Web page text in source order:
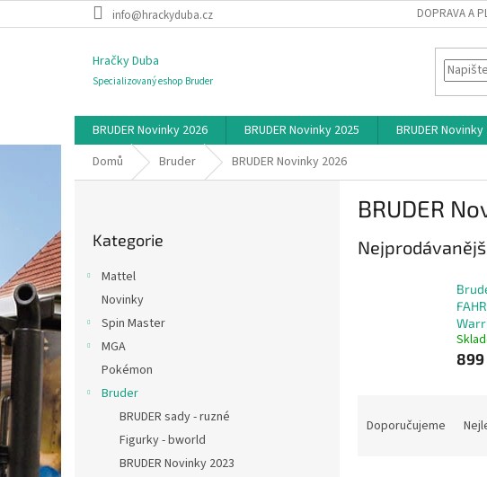
na
info@hrackyduba.cz DOPRAVA A
Hračky Duba
Specializovaný eshop Bruder
BRUDER Novinky 2026 BRUDER Novinky 2025 BRUDER
Domů
Bruder BRUDER Novinky 2026
kategorie
Kategorie
Mattel
Novinky
Spin Master
MGA
Pokémon
Bruder
BRUDER sady - ruzné
Figurky - bworld
BRUDER Novinky 2023
BRUDER
899
Doporučujeme